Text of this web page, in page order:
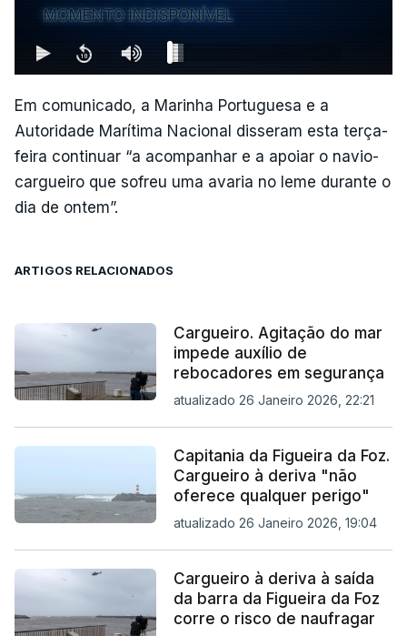
MOMENTO INDISPONÍVEL
Em comunicado, a Marinha Portuguesa e a
Autoridade Marítima Nacional disseram esta terça-
feira continuar “a acompanhar e a apoiar o navio-
cargueiro que sofreu uma avaria no leme durante o
dia de ontem”.
ARTIGOS RELACIONADOS
Cargueiro. Agitação do mar
impede auxílio de
rebocadores em segurança
atualizado 26 Janeiro 2026, 22:21
Capitania da Figueira da Foz.
Cargueiro à deriva "não
oferece qualquer perigo"
atualizado 26 Janeiro 2026, 19:04
Cargueiro à deriva à saída
da barra da Figueira da Foz
corre o risco de naufragar